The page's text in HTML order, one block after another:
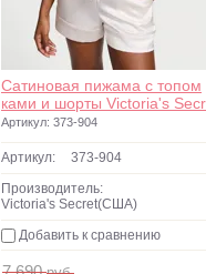
Сатиновая пижама с топом
ками и шорты Victoria's
Артикул: 373-904
Артикул:
373-904
Производитель:
Victoria's Secret(США)
Добавить к сравнению